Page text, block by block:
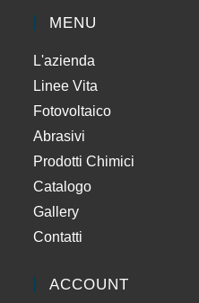
MENU
L'azienda
Linee Vita
Fotovoltaico
Abrasivi
Prodotti Chimici
Catalogo
Gallery
Contatti
ACCOUNT